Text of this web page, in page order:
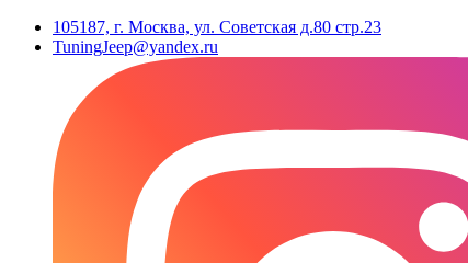
105187, г. Москва, ул. Советская д.80 стр.23
TuningJeep@yandex.ru